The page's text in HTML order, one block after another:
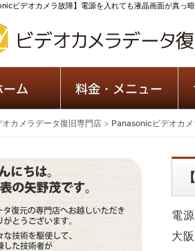
ビデオカメラ故障】電源を入れても液晶画面が真っ
オカメラデータ復旧専門店 > Panasonicビデオカ
電
大